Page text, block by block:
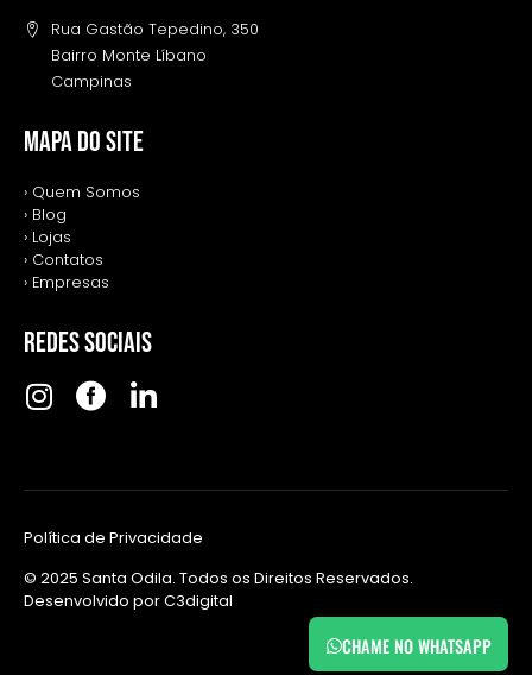
Rua Gastão Tepedino, 350
Bairro Monte Líbano
Campinas
MAPA DO SITE
› Quem Somos
› Blog
› Lojas
› Contatos
› Empresas
REDES SOCIAIS
Política de Privacidade
© 2025 Santa Odila. Todos os Direitos Reservados.
Desenvolvido porC3digital
CHAME NO WHATSAPP